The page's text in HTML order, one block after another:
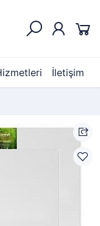
İletişim